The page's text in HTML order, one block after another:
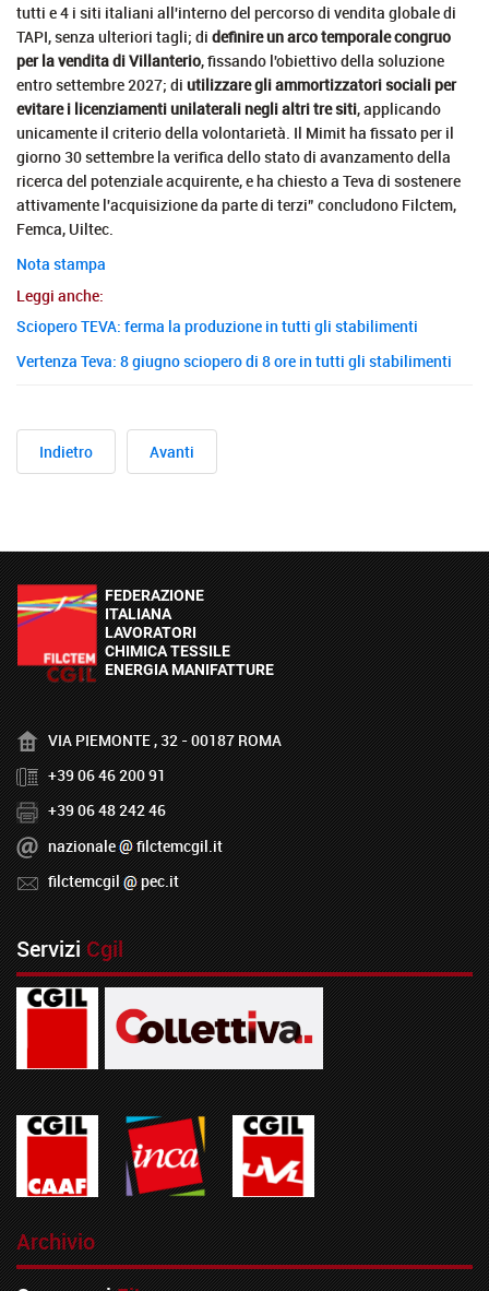
tutti e 4 i siti italiani all'interno del percorso di vendita globale di
TAPI, senza ulteriori tagli; di definire un arco temporale congruo
per la vendita di Villanterio, fissando l'obiettivo della soluzione
entro settembre 2027; di utilizzare gli ammortizzatori sociali per
evitare i licenziamenti unilaterali negli altri tre siti, applicando
unicamente il criterio della volontarietà. Il Mimit ha fissato per il
giorno 30 settembre la verifica dello stato di avanzamento della
ricerca del potenziale acquirente, e ha chiesto a Teva di sostenere
attivamente l'acquisizione da parte di terzi” concludono Filctem,
Femca, Uiltec.
Nota stampa
Leggi anche:
Sciopero TEVA: ferma la produzione in tutti gli stabilimenti
Vertenza Teva: 8 giugno sciopero di 8 ore in tutti gli stabilimenti
Indietro Avanti
VIA PIEMONTE , 32 - 00187 ROMA
+39 06 46 200 91
+39 06 48 242 46
nazionale
filctemcgil.it
filctemcgil
pec.it
ServiziCgil
Archivio